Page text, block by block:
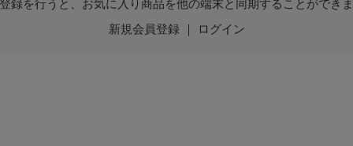
録を行うと、お気に入り商品を他の端末と同期することができ
新規会員登録｜ ログイン